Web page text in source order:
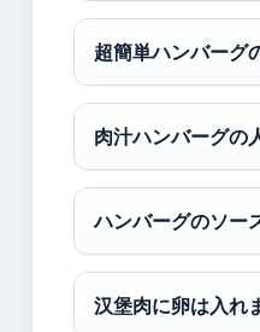
超簡単ハンバーグ
肉汁ハンバーグの
ハンバーグのソー
汉堡肉に卵は入れ